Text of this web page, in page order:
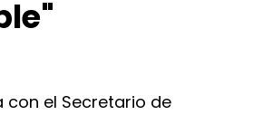
con el Secretario de